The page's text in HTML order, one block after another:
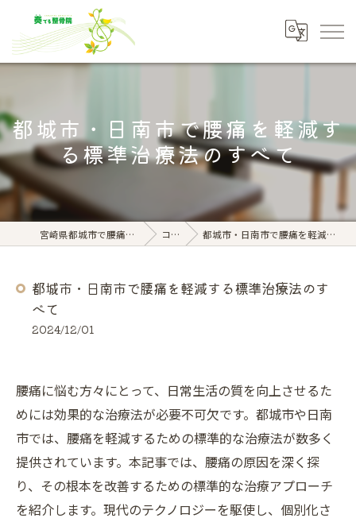
都城市・日南市で腰痛を軽減す
る標準治療法のすべて
宮崎県都城市で腰痛なら奏でる整骨院 コラム 都城市・日南市で腰痛を軽減する標準治療法のすべて
都城市・日南市で腰痛を軽減する標準治療法のす
べて
2024/12/01
腰痛に悩む方々にとって、日常生活の質を向上させるた
めには効果的な治療法が必要不可欠です。都城市や日南
市では、腰痛を軽減するための標準的な治療法が数多く
提供されています。本記事では、腰痛の原因を深く探
り、その根本を改善するための標準的な治療アプローチ
を紹介します。現代のテクノロジーを駆使し、個別化さ